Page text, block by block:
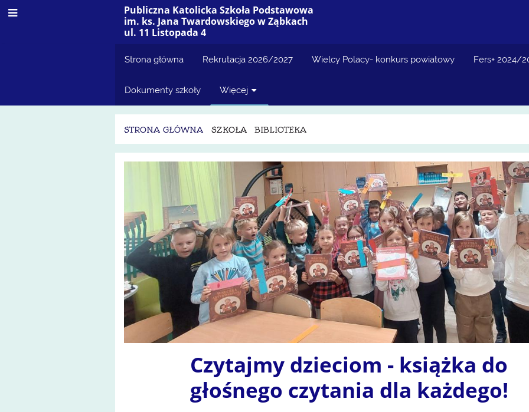
Publiczna Katolicka Szkoła Podstawowa
im. ks. Jana Twardowskiego w Ząbkach
ul. 11 Listopada 4
Strona główna Rekrutacja 2026/2027 Wielcy Polacy- konkurs powiatowy Fers+ 2024/
Dokumenty szkoły Więcej
STRONA GŁÓWNA SZKOŁA BIBLIOTEKA
Biblioteka
Czytajmy dzieciom - książka do
głośnego czytania dla każdego!